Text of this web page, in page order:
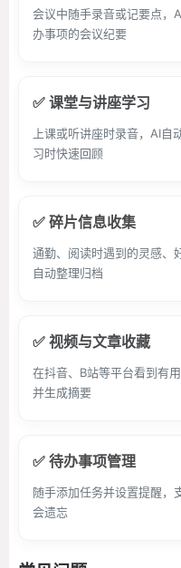
会议中随手录音或记要点，
办事项的会议纪要
✅ 课堂与讲座学习
上课或听讲座时录音，AI
习时快速回顾
✅ 碎片信息收集
通勤、阅读时遇到的灵感、
自动整理归档
✅ 视频与文章收藏
在抖音、B站等平台看到有
并生成摘要
✅ 待办事项管理
随手添加任务并设置提醒，
会遗忘